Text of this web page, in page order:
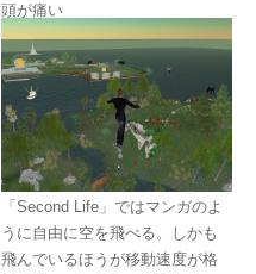
頭が痛い
「Second Life」ではマンガのよ
うに自由に空を飛べる。しかも
飛んでいるほうが移動速度が格